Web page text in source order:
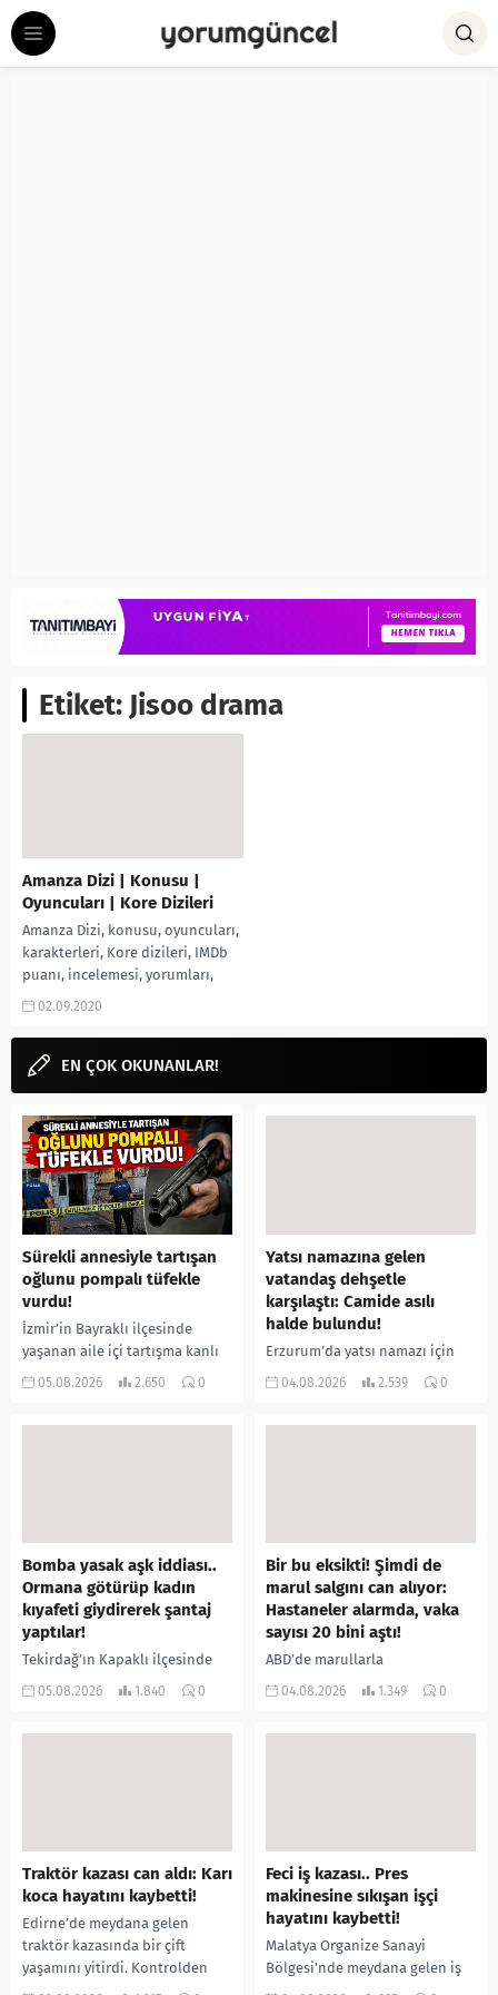
Etiket:Jisoo drama
Amanza Dizi | Konusu |
Oyuncuları | Kore Dizileri
Amanza Dizi, konusu, oyuncuları,
karakterleri, Kore dizileri, IMDb
puanı, incelemesi, yorumları,
Ekşi, fragmanı, (아만자) izle gibi
yanıt...
02.09.2020
EN ÇOK OKUNANLAR!
Sürekli annesiyle tartışan
oğlunu pompalı tüfekle
vurdu!
İzmir’in Bayraklı ilçesinde
yaşanan aile içi tartışma kanlı
bitti. İddiaya göre, uzun süredir
05.08.2026 2.650 0
Yatsı namazına gelen
vatandaş dehşetle
karşılaştı: Camide asılı
halde bulundu!
Erzurum’da yatsı namazı için
camiye gelen bir vatandaş,
04.08.2026 2.539 0
Bomba yasak aşk iddiası..
Ormana götürüp kadın
kıyafeti giydirerek şantaj
yaptılar!
Tekirdağ’ın Kapaklı ilçesinde
bir kişiyi, arkadaşının eşiyle
05.08.2026 1.840 0
Bir bu eksikti! Şimdi de
marul salgını can alıyor:
Hastaneler alarmda, vaka
sayısı 20 bini aştı!
ABD’de marullarla
ilişkilendirilen siklospora
04.08.2026 1.349 0
Traktör kazası can aldı: Karı
koca hayatını kaybetti!
Edirne’de meydana gelen
traktör kazasında bir çift
yaşamını yitirdi. Kontrolden
çıkarak devrilen traktörün
Feci iş kazası.. Pres
makinesine sıkışan işçi
hayatını kaybetti!
Malatya Organize Sanayi
Bölgesi’nde meydana gelen iş
kazasında, pres makinesine